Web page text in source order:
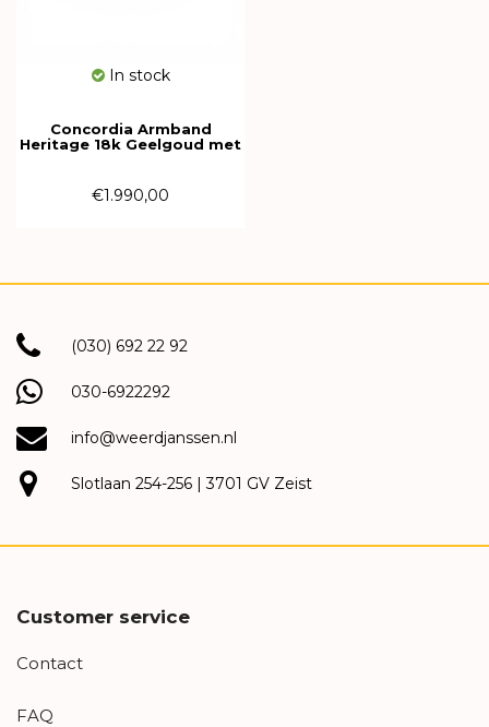
In stock
Concordia Armband
Heritage 18k Geelgoud met
€1.990,00
(030) 692 22 92
030-6922292
info@weerdjanssen.nl
Slotlaan 254-256 | 3701 GV Zeist
Customer service
Contact
FAQ